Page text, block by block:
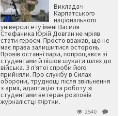
Викладач
Карпатського
національного
університету імені Василя
Стефаника Юрій Довган не мріяв
стати героєм. Просто вважав, що не
має права залишитися осторонь.
Провів останні пари, попрощався зі
студентами й пішов шукати шлях до
війська. З п'ятої спроби його
прийняли. Про службу в Силах
оборони, труднощі після звільнення
з армії, адаптацію та роботу зі
студентами ветеран розповів
журналістці Фіртки.
2540